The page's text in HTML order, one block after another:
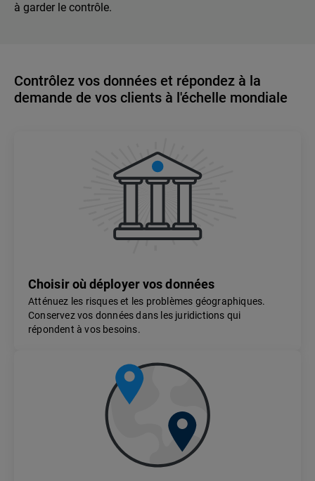
à garder le contrôle.
Contrôlez vos données et répondez à la
demande de vos clients à l'échelle mondiale
Choisir où déployer vos données
Atténuez les risques et les problèmes géographiques.
Conservez vos données dans les juridictions qui
répondent à vos besoins.